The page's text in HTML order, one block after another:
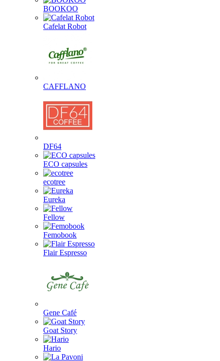
BOOKOO
Cafelat Robot
CAFFLANO
DF64
ECO capsules
ecotree
Eureka
Fellow
Femobook
Flair Espresso
Gene Café
Goat Story
Hario